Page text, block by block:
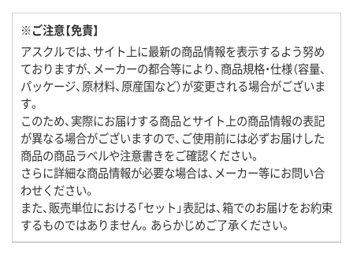
※ご注意【免責】
アスクルでは、サイト上に最新の商品情報を表示するよう努め
ておりますが、メーカーの都合等により、商品規格・仕様（容量、
パッケージ、原材料、原産国など）が変更される場合がございま
す。
このため、実際にお届けする商品とサイト上の商品情報の表記
が異なる場合がございますので、ご使用前には必ずお届けした
商品の商品ラベルや注意書きをご確認ください。
さらに詳細な商品情報が必要な場合は、メーカー等にお問い合
わせください。
また、販売単位における「セット」表記は、箱でのお届けをお約束
するものではありません。あらかじめご了承ください。